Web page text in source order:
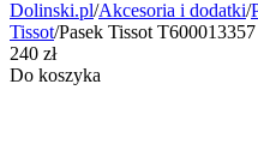
Dolinski.pl/Akcesoria i dodatki/
Tissot/Pasek Tissot T600013357
‍240‍ zł
Do koszyka